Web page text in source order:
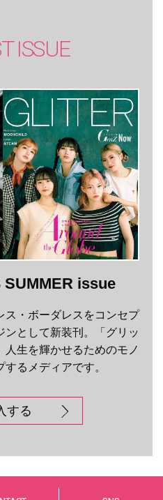
ISSUE
SUMMER issue
ス・ボーダレスをコンセプ
ンとして新装刊。「グリッ
人生を輝かせるためのモノ
るメディアです。
する